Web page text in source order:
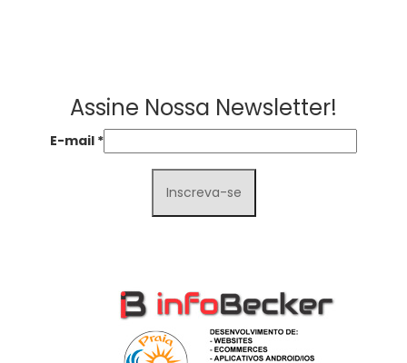
Assine Nossa Newsletter!
E-mail *